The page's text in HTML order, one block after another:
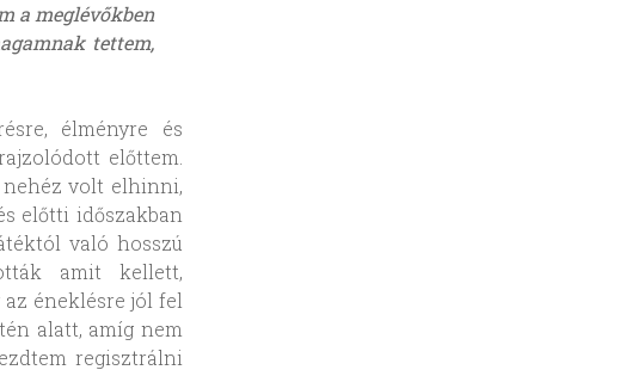
a meglévőkben
tettem,
élményre és
előttem.
nehéz volt elhinni,
előtti időszakban
való hosszú
amit kellett,
éneklésre jól fel
alatt, amíg nem
regisztrálni